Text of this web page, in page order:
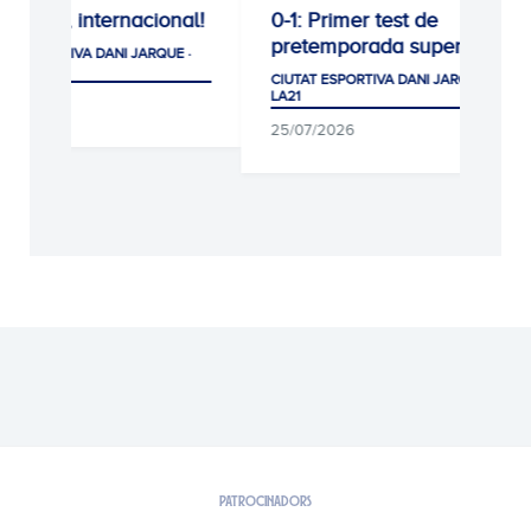
0-1: Primer test de
pretemporada superat
CIUTAT ESPORTIVA DANI JARQUE ·
0-1: Victòria
agafant
CIUTAT
PATROCINADORS